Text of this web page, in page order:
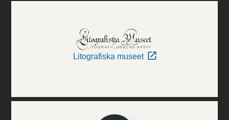
Litografiska museet